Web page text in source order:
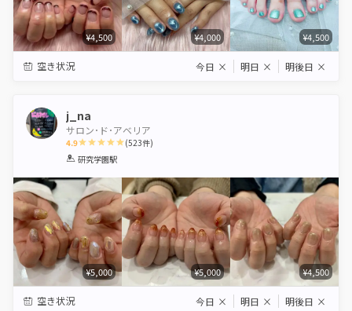
¥4,500 ¥4,000 ¥4,500
空き状況 今日 × 明日 × 明後日 ×
j_na
サロン･ド･アベリア
4.9
1 2 3 4 5
(523件)
研究学園駅
¥5,000 ¥5,000 ¥4,500
空き状況 今日 × 明日 × 明後日 ×